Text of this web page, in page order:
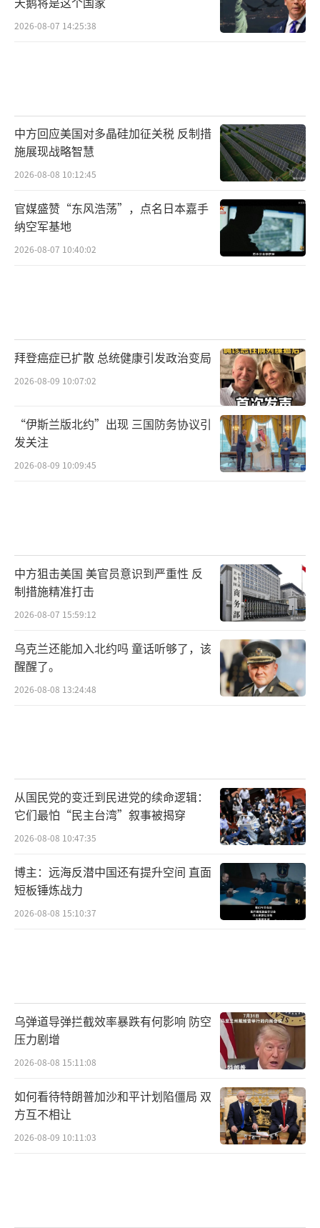
任何供电不稳定的情况都可能导致离心机损
坏。此外，以色列军队还可以通过摧毁福尔多
门共同制定。《纽约时报》报道称，以色列曾
向奥巴马政府提交了一份方案，计划使用直升
机搭载特种部队士兵进攻福尔多核设施，进而
此类行动。据报道，以色列特种部队曾于去年
袭击了黎巴嫩真主党在叙利亚境内的导弹生产
设施，在成功摧毁该设施的同时全身而退。不
美军掩体炸弹成为“杀手锏”
唯一有能力从外部摧毁福尔多核设施的手
段来自美国——重达3万磅（约13.6吨）的掩体
炸弹GBU-57。该弹药能够穿透土壤、岩石和混
凝土，摧毁深埋在地下的掩体设施。由于体积
和重量巨大，这款掩体炸弹只能由美国的B-2隐
7。
美国媒体报道称，美国早在小布什政府时
毁伊朗和朝鲜一些最深层核设施的保护岩层。G
BU-57在特朗普的第一个任期内进行了测试，
并被添加到了军火库中。
曾担任美军中央司令部司令的肯尼斯·F·麦肯
齐指出，即使特朗普授权美国B-2隐形轰炸机使
用掩体炸弹，与以色列协调此类袭击仍将面临
多项技术性和高度机密性的挑战。英国皇家联
合军种国防研究所（RUSI）的报告指出，掩体
炸弹仅能摧毁地下60米深处的目标，因此需要
多次打击同一瞄准点才有可能摧毁该设施。
内担任美国中央司令部司令的约瑟夫·沃特尔
指出，使用美国的掩体炸弹袭击核设施会带来
巨大的国际性后果，轰炸造成的核泄漏可能危
及平民安全。
以色列13日对纳坦兹核设施和伊斯法罕核
技术中心发动袭击，摧毁了上述设施的地面建
筑。国际原子能机构总干事格罗西表示，纳坦
2026-08-07 14:25:38
中方回应美国对多晶硅加征关税 反制措
施展现战略智慧
2026-08-08 10:12:45
官媒盛赞“东风浩荡”，点名日本嘉手
纳空军基地
2026-08-07 10:40:02
拜登癌症已扩散 总统健康引发政治变局
2026-08-09 10:07:02
“伊斯兰版北约”出现 三国防务协议引
发关注
2026-08-09 10:09:45
中方狙击美国 美官员意识到严重性 反
制措施精准打击
2026-08-07 15:59:12
乌克兰还能加入北约吗 童话听够了，该
醒醒了。
2026-08-08 13:24:48
从国民党的变迁到民进党的续命逻辑：
它们最怕“民主台湾”叙事被揭穿
2026-08-08 10:47:35
博主：远海反潜中国还有提升空间 直面
短板锤炼战力
2026-08-08 15:10:37
乌弹道导弹拦截效率暴跌有何影响 防空
压力剧增
2026-08-08 15:11:08
如何看待特朗普加沙和平计划陷僵局 双
方互不相让
2026-08-09 10:11:03